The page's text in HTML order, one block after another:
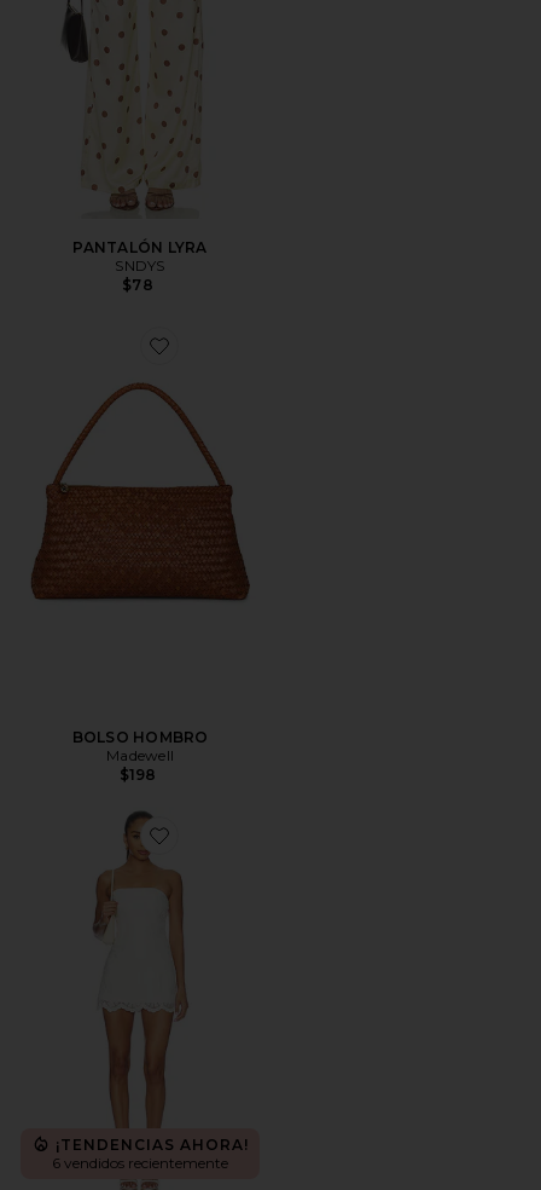
PANTALÓN LYRA
SNDYS
$78
Favorite BOLSO HOMBRO
BOLSO HOMBRO
Madewell
$198
Favorite x REVOLVE Daisy Romper
¡TENDENCIAS AHORA!
6 vendidos recientemente